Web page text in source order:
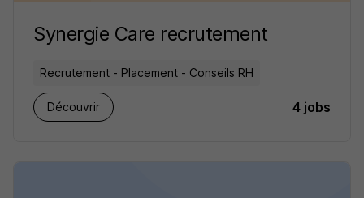
Synergie Care recrutement
Recrutement - Placement - Conseils RH
Découvrir 4 jobs